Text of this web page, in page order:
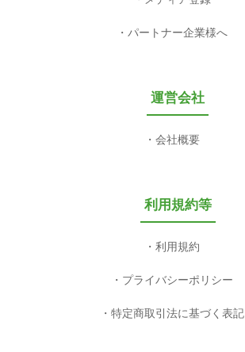
パートナー企業様へ
運営会社
会社概要
利用規約等
利用規約
プライバシーポリシー
特定商取引法に基づく表記